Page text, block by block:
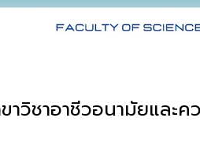
วิชาอาชีวอนามัยและ